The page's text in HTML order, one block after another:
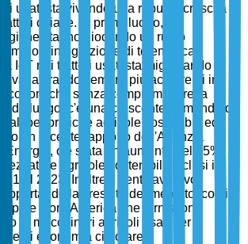
usati sta vivendo una robusta crescita
chiave. In primo luogo, le
stanno giocando un ruolo
l'integrazione di telematica
IoT nei trattori usati sta migliorando
attirando sempre più acquirenti in
senza compromettere la
luogo, c'è una crescente domanda da
per pratiche agricole sostenibili ed
un recente rapporto dell'Agenzia
c'è stata un aumento del 15%
agricole sostenibili, inclusi i
al 2023. Inoltre, i venti favorevoli
la crescita del mercato, con i
e Nord America che forniscono
di macchinari agricoli usati per
di economia circolare.